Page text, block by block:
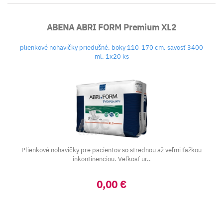
ABENA ABRI FORM Premium XL2
plienkové nohavičky priedušné, boky 110-170 cm, savosť 3400
ml, 1x20 ks
Plienkové nohavičky pre pacientov so strednou až veľmi ťažkou
inkontinenciou. Veľkosť ur..
0,00 €